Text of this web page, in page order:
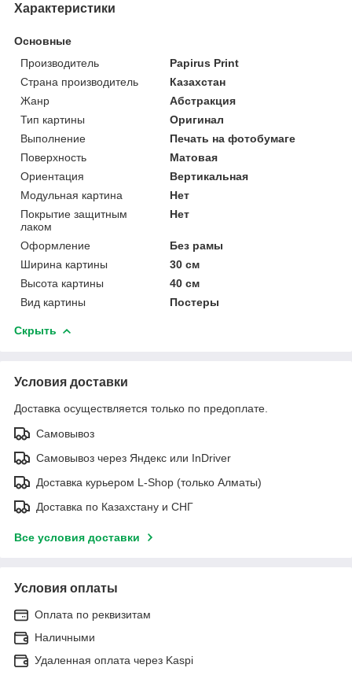
Характеристики
Основные
Производитель
Papirus Print
Страна производитель
Казахстан
Жанр
Абстракция
Тип картины
Оригинал
Выполнение
Печать на фотобумаге
Поверхность
Матовая
Ориентация
Вертикальная
Модульная картина
Нет
Покрытие защитным
лаком
Нет
Оформление
Без рамы
Ширина картины
30 см
Высота картины
40 см
Вид картины
Постеры
Скрыть
Условия доставки
Доставка осуществляется только по предоплате.
Самовывоз
Самовывоз через Яндекс или InDriver
Доставка курьером L-Shop (только Алматы)
Доставка по Казахстану и СНГ
Все условия доставки
Условия оплаты
Оплата по реквизитам
Наличными
Удаленная оплата через Kaspi